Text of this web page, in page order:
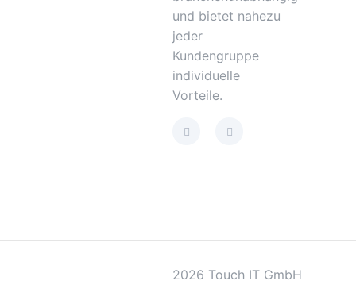
und bietet nahezu
jeder
Kundengruppe
individuelle
Vorteile.
2026 Touch IT GmbH